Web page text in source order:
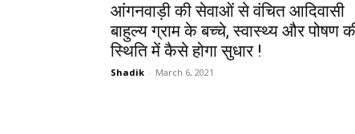
आंगनवाड़ी की सेवाओं से वंचित आदिवासी
बाहुल्य ग्राम के बच्चे, स्वास्थ्य और पोषण
स्थिति में कैसे होगा सुधार !
Shadik - March 6, 2021